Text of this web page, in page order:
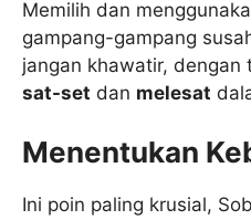
Memilih dan
gampang-gampang
jangan khawatir, dengan
sat-set dan melesat
Menentukan
Ini poin paling krusial,